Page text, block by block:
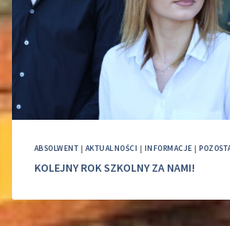
ABSOLWENT | AKTUALNOŚCI | INFORMACJE |
KOLEJNY ROK SZKOLNY ZA NAMI!